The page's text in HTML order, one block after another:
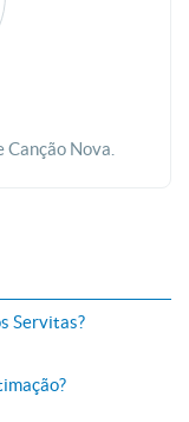
Nova.
Servitas?